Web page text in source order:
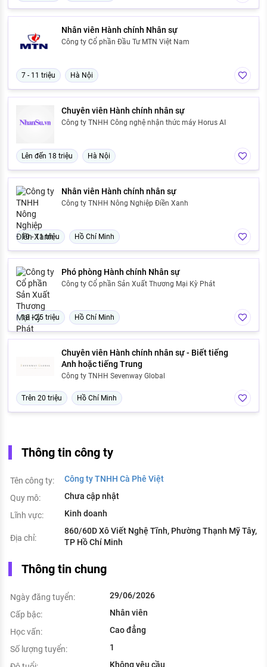
Nhân viên Hành chính Nhân sự
Công ty Cổ phần Đầu Tư MTN Việt Nam
7 - 11 triệu Hà Nội
Chuyên viên Hành chính nhân sự
Công ty TNHH Công nghệ nhận thức máy Horus AI
Lên đến 18 triệu Hà Nội
Nhân viên Hành chính nhân sự
Công ty TNHH Nông Nghiệp Điền Xanh
10 - 11 triệu Hồ Chí Minh
Phó phòng Hành chính Nhân sự
Công ty Cổ phần Sản Xuất Thương Mại Kỳ Phát
18 - 25 triệu Hồ Chí Minh
Chuyên viên Hành chính nhân sự - Biết tiếng
Anh hoặc tiếng Trung
Công ty TNHH Sevenway Global
Trên 20 triệu Hồ Chí Minh
Thông tin công ty
Tên công ty:
Công ty TNHH Cà Phê Việt
Quy mô:
Chưa cập nhật
Lĩnh vực:
Kinh doanh
Địa chỉ:
860/60D Xô Viết Nghệ Tĩnh, Phường Thạnh Mỹ Tây,
TP Hồ Chí Minh
Thông tin chung
Ngày đăng tuyển:
29/06/2026
Cấp bậc:
Nhân viên
Học vấn:
Cao đẳng
Số lượng tuyển:
1
Không yêu cầu